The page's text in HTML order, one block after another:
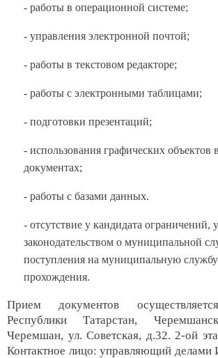
- работы в операционной системе;
- управления электронной почтой;
- работы в текстовом редакторе;
- работы с электронными таблицами;
- подготовки презентаций;
- использования графических объектов
документах;
- работы с базами данных.
- отсутствие у кандидата ограничений,
законодательством о муниципальной
поступления на муниципальную
прохождения.
Прием документов
Республики Татарстан,
Черемшан, ул. Советская, д.32. 2-ой
Контактное лицо: управляющий